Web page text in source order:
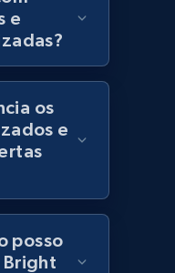
Comece agora
price,
and more.
Comece agora
e
os
e
posso
Bright